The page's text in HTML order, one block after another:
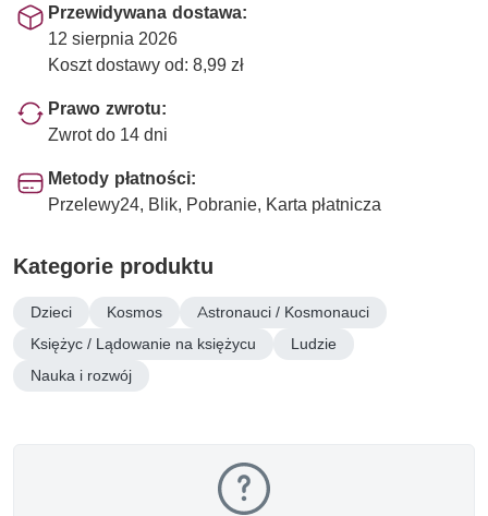
Przewidywana dostawa:
12 sierpnia 2026
Koszt dostawy od: 8,99 zł
Prawo zwrotu:
Zwrot do 14 dni
Metody płatności:
Przelewy24, Blik, Pobranie, Karta płatnicza
Kategorie produktu
Dzieci Kosmos
Astronauci / Kosmonauci
Księżyc / Lądowanie na księżycu
Ludzie
Nauka i rozwój